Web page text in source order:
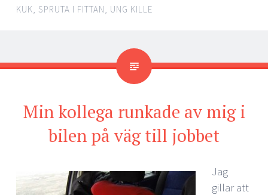
KUK
SPRUTA I FITTAN UNG KILLE
Min kollega runkade av mig i
bilen på väg till jobbet
Jag
gillar att